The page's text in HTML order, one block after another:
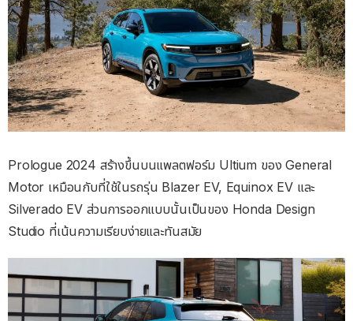
Prologue 2024 สร้างขึ้นบนแพลตฟอร์ม Ultium ของ General
Motor เหมือนกับที่ใช้ในรถรุ่น Blazer EV, Equinox EV และ
Silverado EV ส่วนการออกแบบนั้นเป็นของ Honda Design
Studio ที่เน้นความเรียบง่ายและทันสมัย